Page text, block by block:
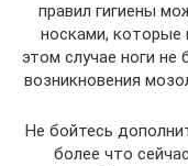
правил гигиены
носками, которые
этом случае ноги не
возникновения
Не бойтесь
более что